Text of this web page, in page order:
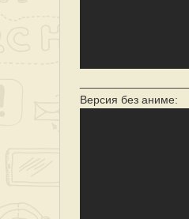
Версия без аниме: